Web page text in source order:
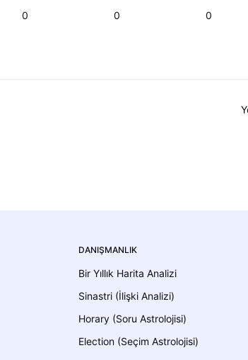
0 0 0
DANIŞMANLIK
Bir Yıllık Harita Analizi
Sinastri (İlişki Analizi)
Horary (Soru Astrolojisi)
Election (Seçim Astrolojisi)